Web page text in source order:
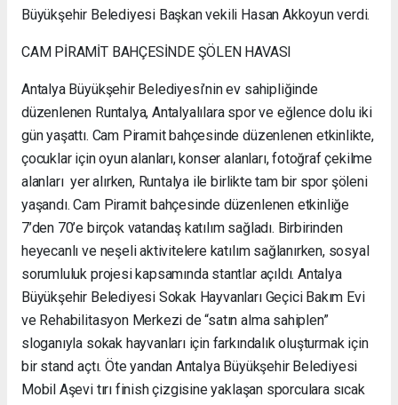
Büyükşehir Belediyesi Başkan vekili Hasan Akkoyun verdi.
CAM PİRAMİT BAHÇESİNDE ŞÖLEN HAVASI
Antalya Büyükşehir Belediyesi’nin ev sahipliğinde
düzenlenen Runtalya, Antalyalılara spor ve eğlence dolu iki
gün yaşattı. Cam Piramit bahçesinde düzenlenen etkinlikte,
çocuklar için oyun alanları, konser alanları, fotoğraf çekilme
alanları yer alırken, Runtalya ile birlikte tam bir spor şöleni
yaşandı. Cam Piramit bahçesinde düzenlenen etkinliğe
7’den 70’e birçok vatandaş katılım sağladı. Birbirinden
heyecanlı ve neşeli aktivitelere katılım sağlanırken, sosyal
sorumluluk projesi kapsamında stantlar açıldı. Antalya
Büyükşehir Belediyesi Sokak Hayvanları Geçici Bakım Evi
ve Rehabilitasyon Merkezi de “satın alma sahiplen”
sloganıyla sokak hayvanları için farkındalık oluşturmak için
bir stand açtı. Öte yandan Antalya Büyükşehir Belediyesi
Mobil Aşevi tırı finish çizgisine yaklaşan sporculara sıcak